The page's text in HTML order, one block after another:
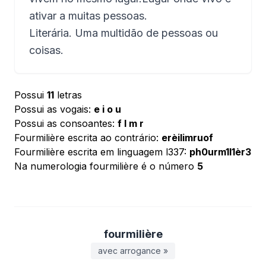
ativar a muitas pessoas.
Literária. Uma multidão de pessoas ou
coisas.
Possui 11 letras
Possui as vogais: e i o u
Possui as consoantes: f l m r
Fourmilière escrita ao contrário: erèilimruof
Fourmilière escrita em linguagem l337: ph0urm1l1èr3
Na numerologia fourmilière é o número 5
fourmilière
avec arrogance »